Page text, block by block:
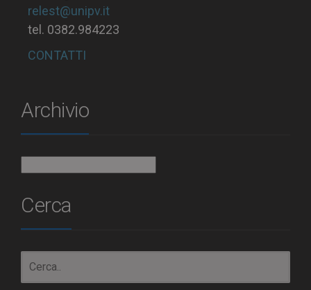
relest@unipv.it
tel. 0382.984223
CONTATTI
Archivio
Cerca